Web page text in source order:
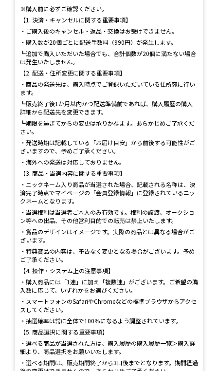
※購入前に必ずご確認ください。
【1. 決済・キャンセルに関する重要事項】
・ご購入後のキャンセル・返品・交換はお受けできません。
・購入数が20個ごとに配送手数料（990円）が発生します。
┗追加で購入いただいた場合でも、合計個数が20個に満たない場合
は発生いたしません。
【2. 配送・住所変更に関する重要事項】
・商品の発送先は、購入時点でご登録いただいている住所宛に行い
ます。
┗販売終了後1か月以内かつ配送準備前であれば、購入履歴の購入
詳細から配送先を変更できます。
┗期限を過ぎてからの変更は承りかねます。あらかじめご了承くだ
さい。
・発送時期は記載している「お届け目安」から前後する可能性がご
ざいますので、予めご了承ください。
・海外への発送は対応しておりません。
【3. 商品・当選内容に関する重要事項】
・ニックネーム入り商品が当選された場合、記載される名称は、決
済完了時点でマイページの「会員登録情報」に登録されているニッ
クネームとなります。
・当選権利は当選者ご本人のみ有効です。権利の譲渡、オークショ
ン等への出品、その他営利目的での転売は禁止いたします。
・賞品のデザインはイメージです。実際の商品とは異なる場合がご
ざいます。
・特典賞品の内容は、予告なく変更となる場合がございます。予め
ご了承ください。
【4. 操作・システム上の注意事項】
・購入商品には「1連」に加え「複数連」がございます。ご希望の購
入数に応じて、いずれかをお選びください。
・スマートフォンのSafariやChromeなどの標準ブラウザからアクセ
スしてください。
・抽選確率は常に全体で100％になるよう調整されています。
【5. 商品選択に関する重要事項】
・選べる商品が当選された方は、購入履歴の購入履歴一覧＞購入詳
細より、商品選択をお願いいたします。
・選べる期間は、販売期間終了から3日後までとなります。期間経過